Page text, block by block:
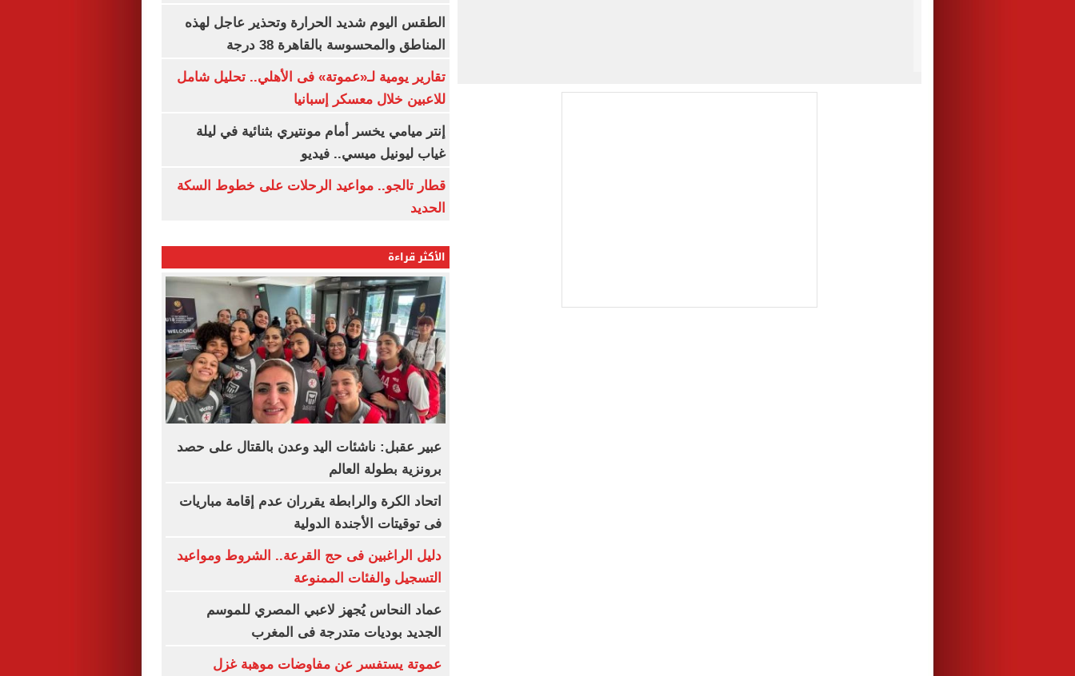
الطقس اليوم شديد الحرارة وتحذير عاجل لهذه
المناطق والمحسوسة بالقاهرة 38 درجة
تقارير يومية لـ«عموتة» فى الأهلي.. تحليل شامل
للاعبين خلال معسكر إسبانيا
إنتر ميامي يخسر أمام مونتيري بثنائية في ليلة
غياب ليونيل ميسي.. فيديو
قطار تالجو.. مواعيد الرحلات على خطوط السكة
الحديد
الأكثر قراءة
عبير عقبل: ناشئات اليد وعدن بالقتال على حصد
برونزية بطولة العالم
اتحاد الكرة والرابطة يقرران عدم إقامة مباريات
فى توقيتات الأجندة الدولية
دليل الراغبين فى حج القرعة.. الشروط ومواعيد
التسجيل والفئات الممنوعة
عماد النحاس يُجهز لاعبي المصري للموسم
الجديد بوديات متدرجة فى المغرب
عموتة يستفسر عن مفاوضات موهبة غزل